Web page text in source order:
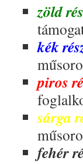
zöld
kék
piros
sárga
fehér